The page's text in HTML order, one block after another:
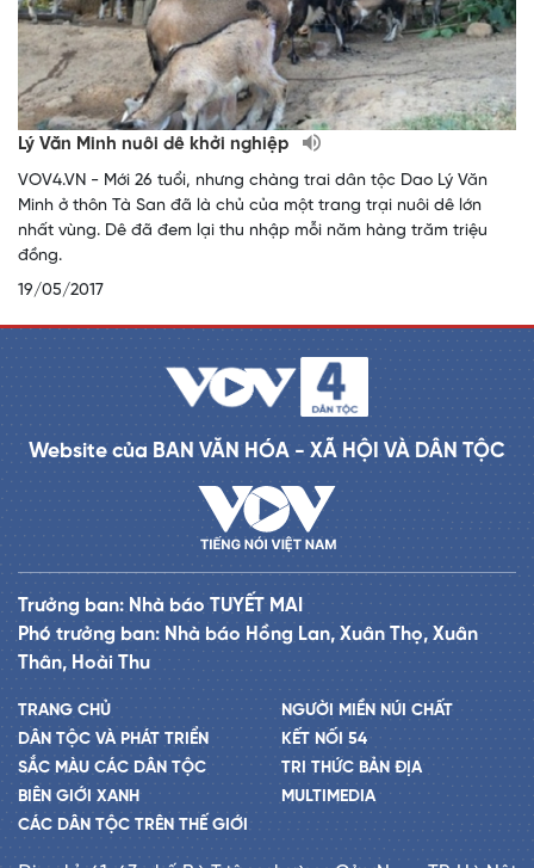
Lý Văn Minh nuôi dê khởi nghiệp
VOV4.VN - Mới 26 tuổi, nhưng chàng trai dân tộc Dao Lý Văn
Minh ở thôn Tà San đã là chủ của một trang trại nuôi dê lớn
nhất vùng. Dê đã đem lại thu nhập mỗi năm hàng trăm triệu
đồng.
19/05/2017
Website của BAN VĂN HÓA - XÃ HỘI VÀ DÂN TỘC
Trưởng ban: Nhà báo TUYẾT MAI
Phó trưởng ban: Nhà báo Hồng Lan, Xuân Thọ, Xuân
Thân, Hoài Thu
TRANG CHỦ
DÂN TỘC VÀ PHÁT TRIỂN
SẮC MÀU CÁC DÂN TỘC
BIÊN GIỚI XANH
CÁC DÂN TỘC TRÊN THẾ GIỚI
NGƯỜI MIỀN NÚI CHẤT
KẾT NỐI 54
TRI THỨC BẢN ĐỊA
MULTIMEDIA